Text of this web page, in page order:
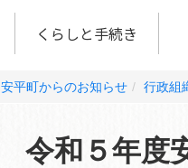
くらしと手続き
安平町からのお知らせ 行政組
令和５年度